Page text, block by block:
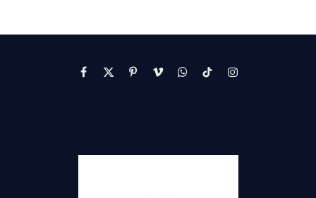
Facebook
X
PinterestVimeoWhatsApp
TikTokInstagram